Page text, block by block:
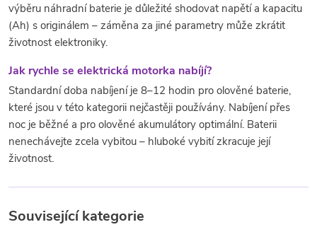
výběru náhradní baterie je důležité shodovat napětí a kapacitu
(Ah) s originálem – záměna za jiné parametry může zkrátit
životnost elektroniky.
Jak rychle se elektrická motorka nabíjí?
Standardní doba nabíjení je 8–12 hodin pro olověné baterie,
které jsou v této kategorii nejčastěji používány. Nabíjení přes
noc je běžné a pro olověné akumulátory optimální. Baterii
nenechávejte zcela vybitou – hluboké vybití zkracuje její
životnost.
Související kategorie